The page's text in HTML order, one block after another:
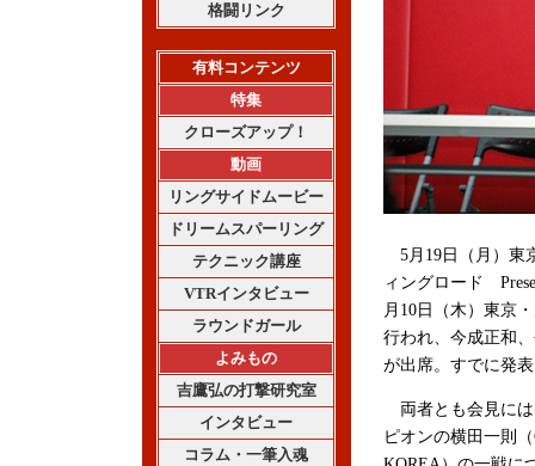
格闘リンク
有料コンテンツ
特集
クローズアップ！
動画
リングサイドムービー
ドリームスパーリング
テクニック講座
VTRインタビュー
ラウンドガール
よみもの
吉鷹弘の打撃研究室
インタビュー
コラム・一筆入魂
5月19日（月）東
ィングロード
月10日（木）東京
行われ、今成正和
が出席。すでに発
両者とも会見には
ピオンの横田一則